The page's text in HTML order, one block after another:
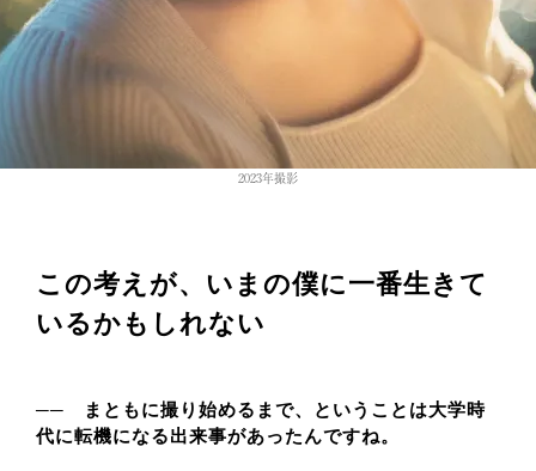
2023年撮影
この考えが、いまの僕に一番生きて
いるかもしれない
── まともに撮り始めるまで、ということは大学時
代に転機になる出来事があったんですね。